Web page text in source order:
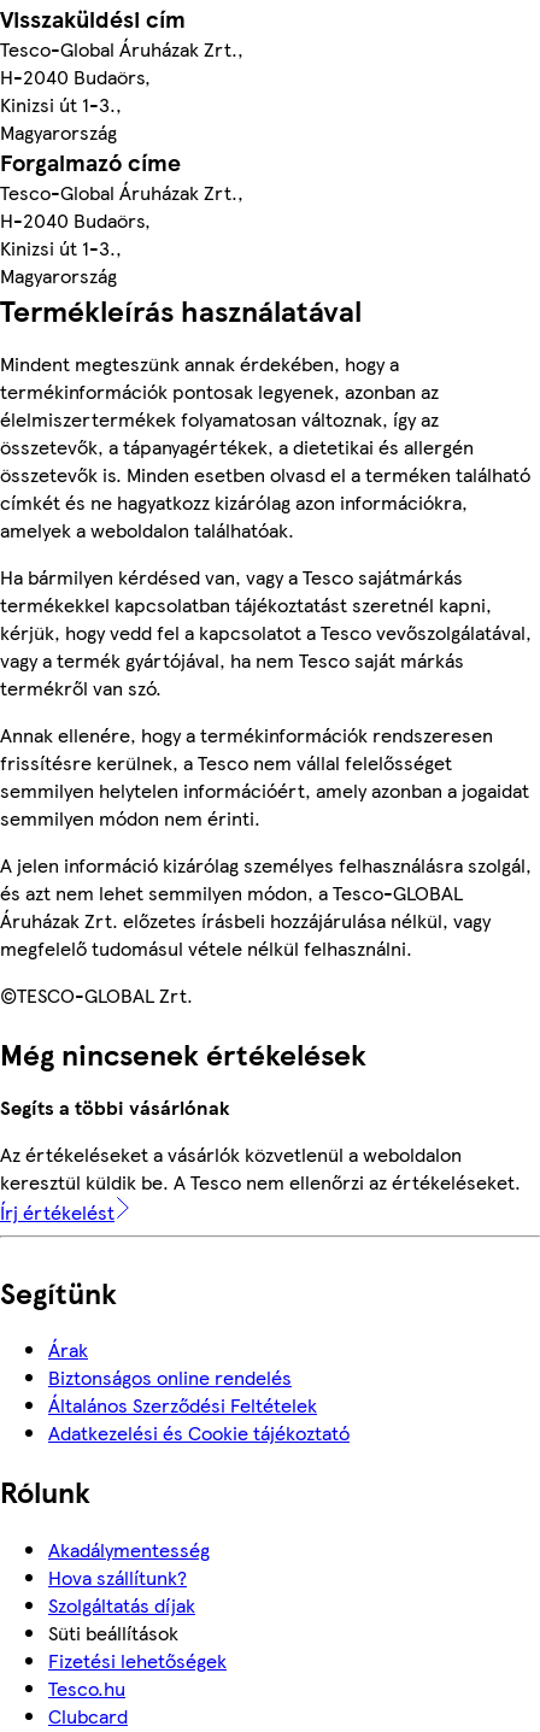
Visszaküldési cím
Tesco-Global Áruházak Zrt.,
H-2040 Budaörs,
Kinizsi út 1-3.,
Magyarország
Forgalmazó címe
Tesco-Global Áruházak Zrt.,
H-2040 Budaörs,
Kinizsi út 1-3.,
Magyarország
Termékleírás használatával
Mindent megteszünk annak érdekében, hogy a
termékinformációk pontosak legyenek, azonban az
élelmiszertermékek folyamatosan változnak, így az
összetevők, a tápanyagértékek, a dietetikai és allergén
összetevők is. Minden esetben olvasd el a terméken található
címkét és ne hagyatkozz kizárólag azon információkra,
amelyek a weboldalon találhatóak.
Ha bármilyen kérdésed van, vagy a Tesco sajátmárkás
termékekkel kapcsolatban tájékoztatást szeretnél kapni,
kérjük, hogy vedd fel a kapcsolatot a Tesco vevőszolgálatával,
vagy a termék gyártójával, ha nem Tesco saját márkás
termékről van szó.
Annak ellenére, hogy a termékinformációk rendszeresen
frissítésre kerülnek, a Tesco nem vállal felelősséget
semmilyen helytelen információért, amely azonban a jogaidat
semmilyen módon nem érinti.
A jelen információ kizárólag személyes felhasználásra szolgál,
és azt nem lehet semmilyen módon, a Tesco-GLOBAL
Áruházak Zrt. előzetes írásbeli hozzájárulása nélkül, vagy
megfelelő tudomásul vétele nélkül felhasználni.
©TESCO-GLOBAL Zrt.
Még nincsenek értékelések
Segíts a többi vásárlónak
Az értékeléseket a vásárlók közvetlenül a weboldalon
keresztül küldik be. A Tesco nem ellenőrzi az értékeléseket.
Írj értékelést
Segítünk
Árak
Biztonságos online rendelés
Általános Szerződési Feltételek
Adatkezelési és Cookie tájékoztató
Rólunk
Akadálymentesség
Hova szállítunk?
Szolgáltatás díjak
Süti beállítások
Fizetési lehetőségek
Tesco.hu
Clubcard